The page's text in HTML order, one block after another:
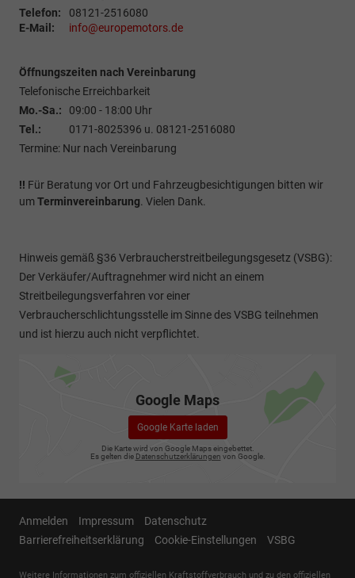
Telefon:
08121-2516080
E-Mail:
info@europemotors.de
Öffnungszeiten nach Vereinbarung
Telefonische Erreichbarkeit
Mo.-Sa.:
09:00 - 18:00 Uhr
Tel.:
0171-8025396 u. 08121-2516080
Termine: Nur nach Vereinbarung
!! Für Beratung vor Ort und Fahrzeugbesichtigungen bitten wir
umTerminvereinbarung. Vielen Dank.
Hinweis gemäß §36 Verbraucherstreitbeilegungsgesetz (VSBG):
Der Verkäufer/Auftragnehmer wird nicht an einem
Streitbeilegungsverfahren vor einer
Verbraucherschlichtungsstelle im Sinne des VSBG teilnehmen
und ist hierzu auch nicht verpflichtet.
Google Maps
Google Karte laden
Die Karte wird von Google Maps eingebettet.
Es gelten die Datenschutzerklärungen von Google.
Anmelden Impressum
Datenschutz
Barrierefreiheitserklärung
Cookie-Einstellungen VSBG
Weitere Informationen zum offiziellen Kraftstoffverbrauch und zu den offiziellen